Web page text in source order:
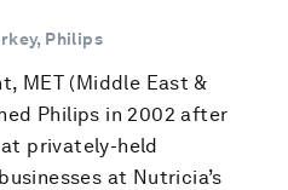
Philips
MET (Middle East &
Philips in 2002 after
privately-held
at Nutricia’s